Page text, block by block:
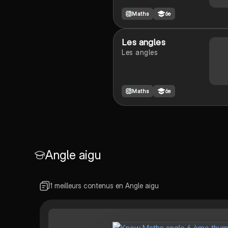
Maths 6e
Les angles
Les angles
Maths 6e
Angle aigu
1 meilleurs contenus en Angle aigu